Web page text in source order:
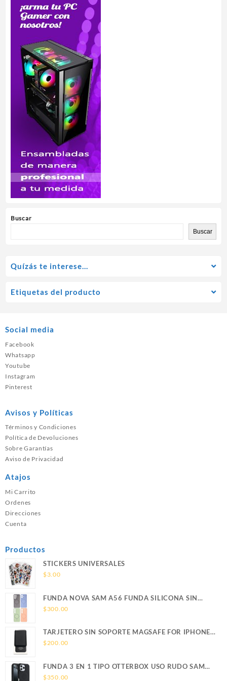
Buscar
Buscar
Quízás te interese…
Etiquetas del producto
Social media
Facebook
Whatsapp
Youtube
Instagram
Pinterest
Avisos y Políticas
Términos y Condiciones
Política de Devoluciones
Sobre Garantías
Aviso de Privacidad
Atajos
Mi Carrito
Ordenes
Direcciones
Cuenta
Productos
STICKERS UNIVERSALES
$3.00
FUNDA NOVA SAM A56 FUNDA SILICONA SIN
SOPORTE MAGNETICO SAMSUNG
$300.00
TARJETERO SIN SOPORTE MAGSAFE FOR IPHONE
LEATHER WALLET MAGSAFE
$200.00
FUNDA 3 EN 1 TIPO OTTERBOX USO RUDO SAM
S26 ULTRA SAMSUNG S26 ULTRA
$350.00